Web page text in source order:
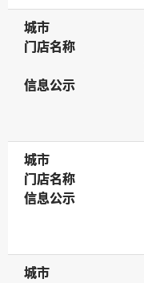
城市
城市
门店名称
门店名称
信息公示
信息公示
城市
城市
门店名称
门店名称
信息公示
信息公示
城市
城市